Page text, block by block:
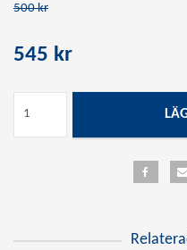
500 kr
545 kr